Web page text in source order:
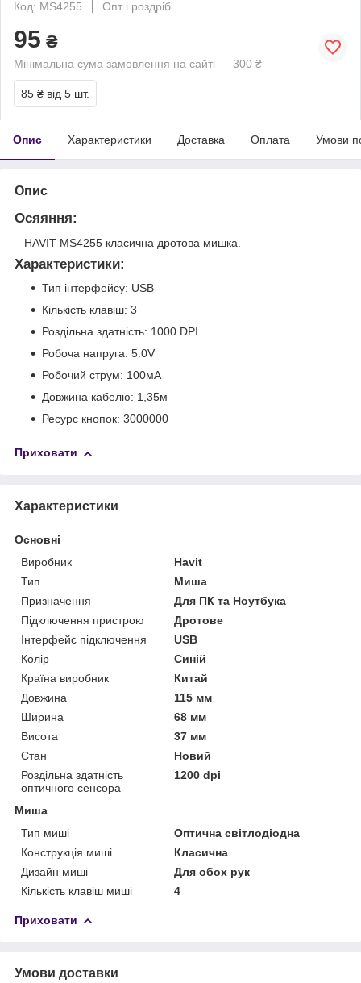
Код: MS4255
Опт і роздріб
95 ₴
Мінімальна сума замовлення на сайті — 300 ₴
85 ₴ від 5 шт.
Опис Характеристики Доставка Оплата Умови
Опис
Осяяння:
HAVIT MS4255 класична дротова мишка.
Характеристики:
Тип інтерфейсу: USB
Кількість клавіш: 3
Роздільна здатність: 1000 DPI
Робоча напруга: 5.0V
Робочий струм: 100мА
Довжина кабелю: 1,35м
Ресурс кнопок: 3000000
Приховати
Характеристики
Основні
Виробник
Havit
Тип
Миша
Призначення
Для ПК та Ноутбука
Підключення пристрою
Дротове
Інтерфейс підключення
USB
Колір
Синій
Країна виробник
Китай
Довжина
115 мм
Ширина
68 мм
Висота
37 мм
Стан
Новий
Роздільна здатність
оптичного сенсора
1200 dpi
Миша
Тип миші
Оптична світлодіодна
Конструкція миші
Класична
Дизайн миші
Для обох рук
Кількість клавіш миші
4
Приховати
Умови доставки